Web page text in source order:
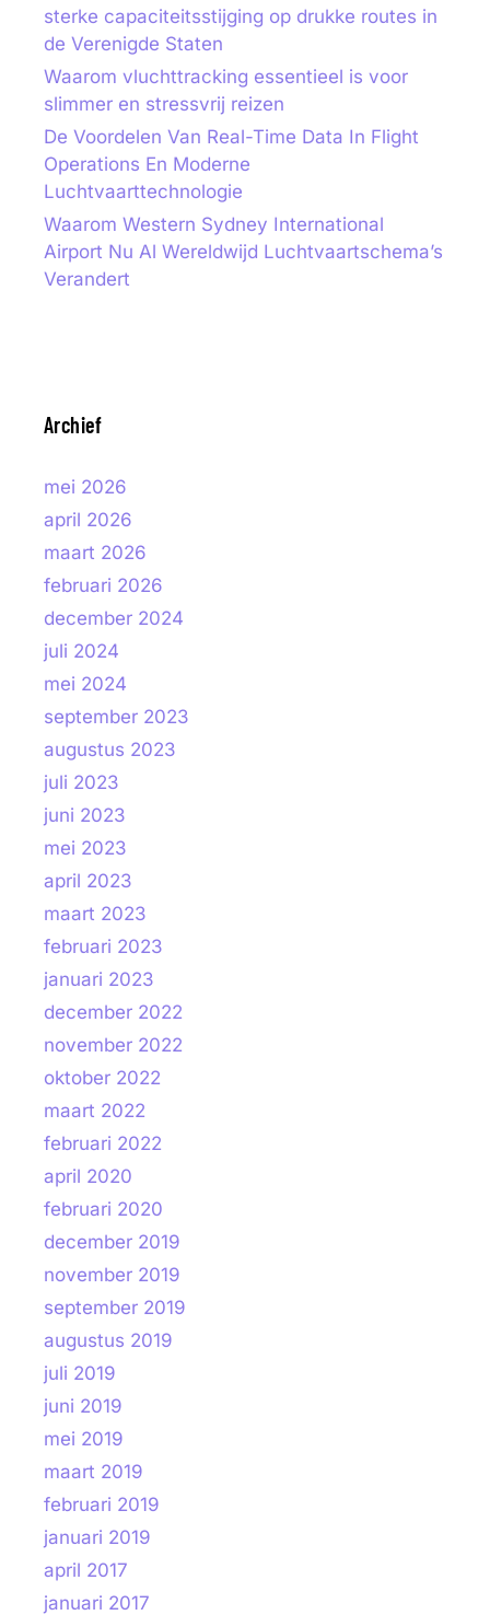
sterke capaciteitsstijging op drukke routes in
de Verenigde Staten
Waarom vluchttracking essentieel is voor
slimmer en stressvrij reizen
De Voordelen Van Real-Time Data In Flight
Operations En Moderne
Luchtvaarttechnologie
Waarom Western Sydney International
Airport Nu Al Wereldwijd Luchtvaartschema’s
Verandert
Archief
mei 2026
april 2026
maart 2026
februari 2026
december 2024
juli 2024
mei 2024
september 2023
augustus 2023
juli 2023
juni 2023
mei 2023
april 2023
maart 2023
februari 2023
januari 2023
december 2022
november 2022
oktober 2022
maart 2022
februari 2022
april 2020
februari 2020
december 2019
november 2019
september 2019
augustus 2019
juli 2019
juni 2019
mei 2019
maart 2019
februari 2019
januari 2019
april 2017
januari 2017